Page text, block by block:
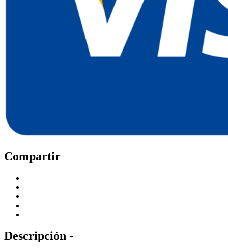
Compartir
Descripción -